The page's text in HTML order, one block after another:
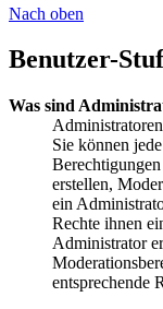
Nach oben
Benutzer-
Was sind
Sie können
erstellen,
ein
Rechte ihnen
Administrator
entsprechende